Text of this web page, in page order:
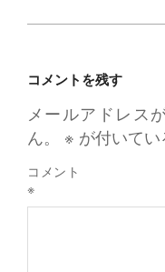
コメントを残す
メールアドレス
ん。
※ が付いて
コメント
※